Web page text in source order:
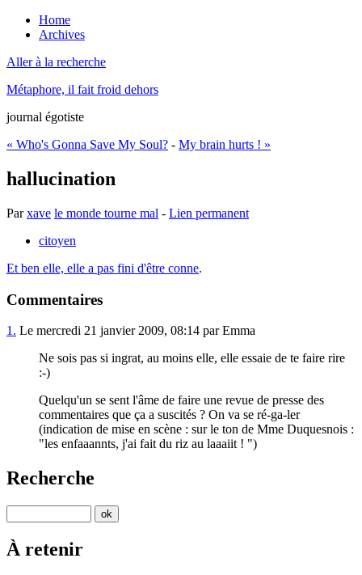
Home
Archives
Aller à la recherche
Métaphore, il fait froid dehors
journal égotiste
« Who's Gonna Save My Soul? - My brain hurts ! »
hallucination
Parxave le monde tourne mal - Lien permanent
citoyen
Et ben elle, elle a pas fini d'être conne.
Commentaires
1. Le mercredi 21 janvier 2009, 08:14 par Emma
Ne sois pas si ingrat, au moins elle, elle essaie de te faire rire
:-)
Quelqu'un se sent l'âme de faire une revue de presse des
commentaires que ça a suscités ? On va se ré-ga-ler
(indication de mise en scène : sur le ton de Mme Duquesnois :
"les enfaaannts, j'ai fait du riz au laaaiit ! ")
Recherche
À retenir